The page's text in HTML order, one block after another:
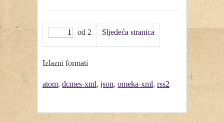
od 2 Sljedeća stranica
Izlazni formati
atom, dcmes-xml, json, omeka-xml, rss2